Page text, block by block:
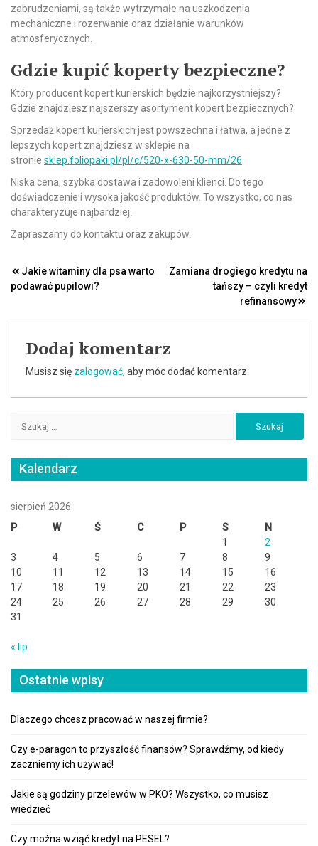
zabrudzeniami, są także wytrzymałe na uszkodzenia
mechaniczne i rozerwanie oraz działanie warunków
atmosferycznych.
Gdzie kupić koperty bezpieczne?
Który producent kopert kurierskich będzie najkorzystniejszy?
Gdzie znajdziesz najszerszy asortyment kopert bezpiecznych?
Sprzedaż kopert kurierskich jest powszechna i łatwa, a jedne z
lepszych kopert znajdziesz w sklepie na
stronie sklep.foliopaki.pl/pl/c/520-x-630-50-mm/26
Niska cena, szybka dostawa i zadowoleni klienci. Do tego
doświadczenie i wysoka jakość produktów. To wszystko, co nas
charakteryzuje najbardziej.
Zapraszamy do kontaktu oraz zakupów.
Nawigacja
wpisu
Jakie witaminy dla psa warto
podawać pupilowi?
Zamiana drogiego kredytu na
tańszy – czyli kredyt
refinansowy
Dodaj komentarz
Musisz się zalogować, aby móc dodać komentarz.
Kalendarz
sierpień 2026
P
W Ś C P S
N
1
2
3
4 5 6 7 8
9
10
11 12 13 14 15
16
17
18 19 20 21 22
23
24
25 26 27 28 29
30
31
« lip
Ostatnie wpisy
Dlaczego chcesz pracować w naszej firmie?
Czy e-paragon to przyszłość finansów? Sprawdźmy, od kiedy
zaczniemy ich używać!
Jakie są godziny przelewów w PKO? Wszystko, co musisz
wiedzieć
Czy można wziąć kredyt na PESEL?